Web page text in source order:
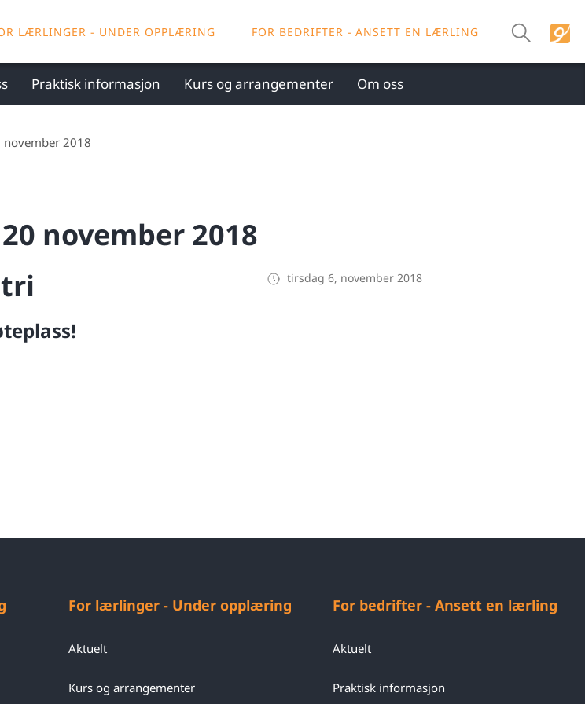
LÆRLINGER - UNDER OPPLÆRING FOR BEDRIFTER - ANSETT EN LÆRLING
Praktisk informasjon Kurs og arrangementer Om oss
2018
november 2018
tirsdag 6, november 2018
For lærlinger - Under opplæring
Aktuelt
Kurs og arrangementer
For bedrifter - Ansett en lærling
Aktuelt
Praktisk informasjon